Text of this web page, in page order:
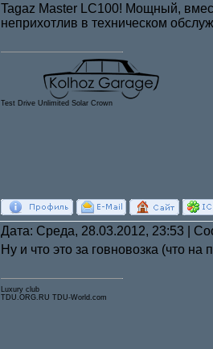
Tagaz Master LC100! Мощный,
неприхотлив в техническом
Test Drive Unlimited Solar Crown
Дата: Среда, 28.03.2012, 23:53 |
Ну и что это за говновозка (что
Luxury club
TDU.ORG.RU TDU-World.com